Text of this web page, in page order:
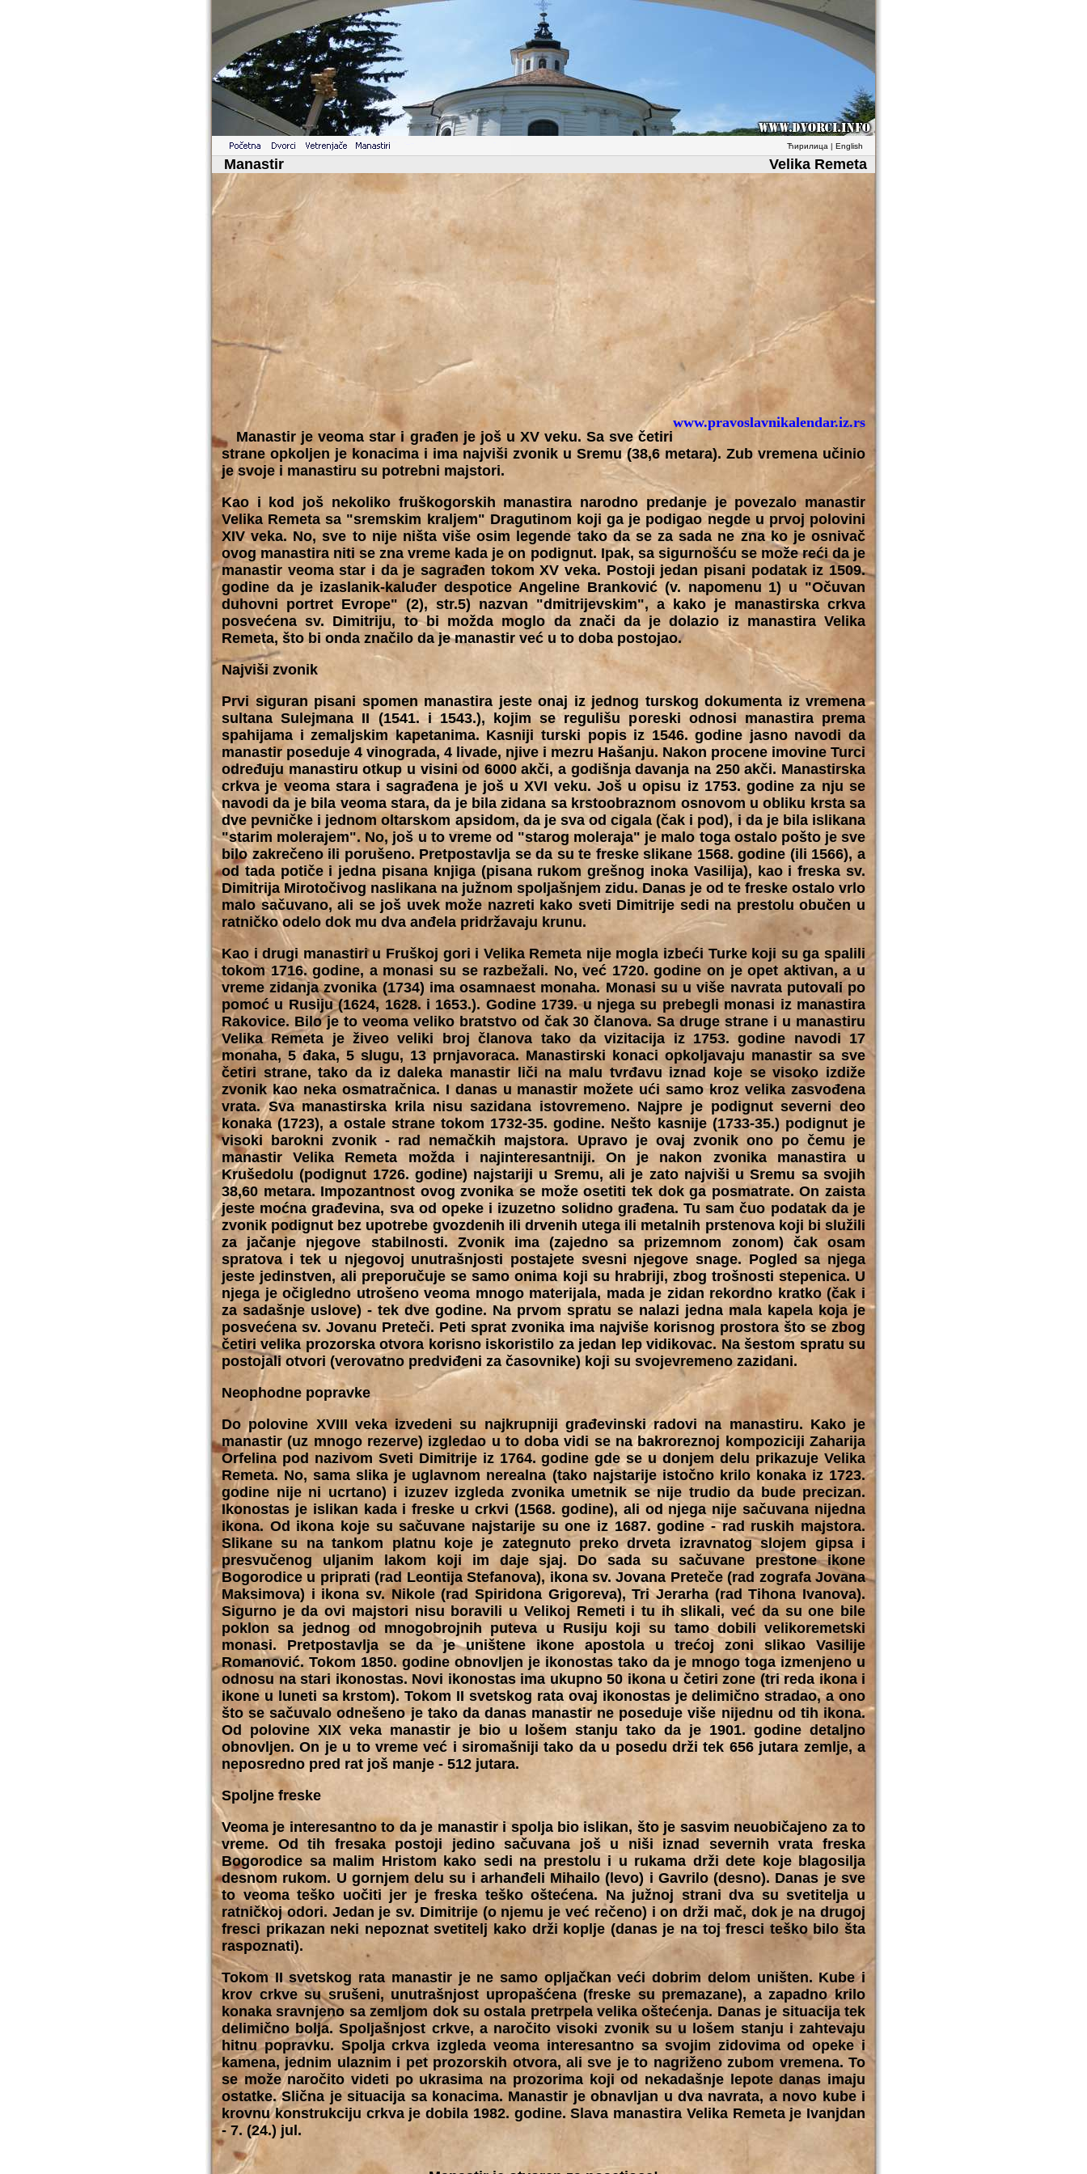
Ћирилица | English
Manastir Velika Remeta
www.pravoslavnikalendar.iz.rs
Manastir je veoma star i građen je još u XV veku. Sa sve četiri
strane opkoljen je konacima i ima najviši zvonik u Sremu (38,6 metara). Zub vremena učinio
je svoje i manastiru su potrebni majstori.
Kao i kod još nekoliko fruškogorskih manastira narodno predanje je povezalo manastir
Velika Remeta sa "sremskim kraljem" Dragutinom koji ga je podigao negde u prvoj polovini
XIV veka. No, sve to nije ništa više osim legende tako da se za sada ne zna ko je osnivač
ovog manastira niti se zna vreme kada je on podignut. Ipak, sa sigurnošću se može reći da je
manastir veoma star i da je sagrađen tokom XV veka. Postoji jedan pisani podatak iz 1509.
godine da je izaslanik-kaluđer despotice Angeline Branković (v. napomenu 1) u "Očuvan
duhovni portret Evrope" (2), str.5) nazvan "dmitrijevskim", a kako je manastirska crkva
posvećena sv. Dimitriju, to bi možda moglo da znači da je dolazio iz manastira Velika
Remeta, što bi onda značilo da je manastir već u to doba postojao.
Najviši zvonik
Prvi siguran pisani spomen manastira jeste onaj iz jednog turskog dokumenta iz vremena
sultana Sulejmana II (1541. i 1543.), kojim se regulišu poreski odnosi manastira prema
spahijama i zemaljskim kapetanima. Kasniji turski popis iz 1546. godine jasno navodi da
manastir poseduje 4 vinograda, 4 livade, njive i mezru Hašanju. Nakon procene imovine Turci
određuju manastiru otkup u visini od 6000 akči, a godišnja davanja na 250 akči. Manastirska
crkva je veoma stara i sagrađena je još u XVI veku. Još u opisu iz 1753. godine za nju se
navodi da je bila veoma stara, da je bila zidana sa krstoobraznom osnovom u obliku krsta sa
dve pevničke i jednom oltarskom apsidom, da je sva od cigala (čak i pod), i da je bila islikana
"starim molerajem". No, još u to vreme od "starog moleraja" je malo toga ostalo pošto je sve
bilo zakrečeno ili porušeno. Pretpostavlja se da su te freske slikane 1568. godine (ili 1566), a
od tada potiče i jedna pisana knjiga (pisana rukom grešnog inoka Vasilija), kao i freska sv.
Dimitrija Mirotočivog naslikana na južnom spoljašnjem zidu. Danas je od te freske ostalo vrlo
malo sačuvano, ali se još uvek može nazreti kako sveti Dimitrije sedi na prestolu obučen u
ratničko odelo dok mu dva anđela pridržavaju krunu.
Kao i drugi manastiri u Fruškoj gori i Velika Remeta nije mogla izbeći Turke koji su ga spalili
tokom 1716. godine, a monasi su se razbežali. No, već 1720. godine on je opet aktivan, a u
vreme zidanja zvonika (1734) ima osamnaest monaha. Monasi su u više navrata putovali po
pomoć u Rusiju (1624, 1628. i 1653.). Godine 1739. u njega su prebegli monasi iz manastira
Rakovice. Bilo je to veoma veliko bratstvo od čak 30 članova. Sa druge strane i u manastiru
Velika Remeta je živeo veliki broj članova tako da vizitacija iz 1753. godine navodi 17
monaha, 5 đaka, 5 slugu, 13 prnjavoraca. Manastirski konaci opkoljavaju manastir sa sve
četiri strane, tako da iz daleka manastir liči na malu tvrđavu iznad koje se visoko izdiže
zvonik kao neka osmatračnica. I danas u manastir možete ući samo kroz velika zasvođena
vrata. Sva manastirska krila nisu sazidana istovremeno. Najpre je podignut severni deo
konaka (1723), a ostale strane tokom 1732-35. godine. Nešto kasnije (1733-35.) podignut je
visoki barokni zvonik - rad nemačkih majstora. Upravo je ovaj zvonik ono po čemu je
manastir Velika Remeta možda i najinteresantniji. On je nakon zvonika manastira u
Krušedolu (podignut 1726. godine) najstariji u Sremu, ali je zato najviši u Sremu sa svojih
38,60 metara. Impozantnost ovog zvonika se može osetiti tek dok ga posmatrate. On zaista
jeste moćna građevina, sva od opeke i izuzetno solidno građena. Tu sam čuo podatak da je
zvonik podignut bez upotrebe gvozdenih ili drvenih utega ili metalnih prstenova koji bi služili
za jačanje njegove stabilnosti. Zvonik ima (zajedno sa prizemnom zonom) čak osam
spratova i tek u njegovoj unutrašnjosti postajete svesni njegove snage. Pogled sa njega
jeste jedinstven, ali preporučuje se samo onima koji su hrabriji, zbog trošnosti stepenica. U
njega je očigledno utrošeno veoma mnogo materijala, mada je zidan rekordno kratko (čak i
za sadašnje uslove) - tek dve godine. Na prvom spratu se nalazi jedna mala kapela koja je
posvećena sv. Jovanu Preteči. Peti sprat zvonika ima najviše korisnog prostora što se zbog
četiri velika prozorska otvora korisno iskoristilo za jedan lep vidikovac. Na šestom spratu su
postojali otvori (verovatno predviđeni za časovnike) koji su svojevremeno zazidani.
Neophodne popravke
Do polovine XVIII veka izvedeni su najkrupniji građevinski radovi na manastiru. Kako je
manastir (uz mnogo rezerve) izgledao u to doba vidi se na bakroreznoj kompoziciji Zaharija
Orfelina pod nazivom Sveti Dimitrije iz 1764. godine gde se u donjem delu prikazuje Velika
Remeta. No, sama slika je uglavnom nerealna (tako najstarije istočno krilo konaka iz 1723.
godine nije ni ucrtano) i izuzev izgleda zvonika umetnik se nije trudio da bude precizan.
Ikonostas je islikan kada i freske u crkvi (1568. godine), ali od njega nije sačuvana nijedna
ikona. Od ikona koje su sačuvane najstarije su one iz 1687. godine - rad ruskih majstora.
Slikane su na tankom platnu koje je zategnuto preko drveta izravnatog slojem gipsa i
presvučenog uljanim lakom koji im daje sjaj. Do sada su sačuvane prestone ikone
Bogorodice u priprati (rad Leontija Stefanova), ikona sv. Jovana Preteče (rad zografa Jovana
Maksimova) i ikona sv. Nikole (rad Spiridona Grigoreva), Tri Jerarha (rad Tihona Ivanova).
Sigurno je da ovi majstori nisu boravili u Velikoj Remeti i tu ih slikali, već da su one bile
poklon sa jednog od mnogobrojnih puteva u Rusiju koji su tamo dobili velikoremetski
monasi. Pretpostavlja se da je uništene ikone apostola u trećoj zoni slikao Vasilije
Romanović. Tokom 1850. godine obnovljen je ikonostas tako da je mnogo toga izmenjeno u
odnosu na stari ikonostas. Novi ikonostas ima ukupno 50 ikona u četiri zone (tri reda ikona i
ikone u luneti sa krstom). Tokom II svetskog rata ovaj ikonostas je delimično stradao, a ono
što se sačuvalo odnešeno je tako da danas manastir ne poseduje više nijednu od tih ikona.
Od polovine XIX veka manastir je bio u lošem stanju tako da je 1901. godine detaljno
obnovljen. On je u to vreme već i siromašniji tako da u posedu drži tek 656 jutara zemlje, a
neposredno pred rat još manje - 512 jutara.
Spoljne freske
Veoma je interesantno to da je manastir i spolja bio islikan, što je sasvim neuobičajeno za to
vreme. Od tih fresaka postoji jedino sačuvana još u niši iznad severnih vrata freska
Bogorodice sa malim Hristom kako sedi na prestolu i u rukama drži dete koje blagosilja
desnom rukom. U gornjem delu su i arhanđeli Mihailo (levo) i Gavrilo (desno). Danas je sve
to veoma teško uočiti jer je freska teško oštećena. Na južnoj strani dva su svetitelja u
ratničkoj odori. Jedan je sv. Dimitrije (o njemu je već rečeno) i on drži mač, dok je na drugoj
fresci prikazan neki nepoznat svetitelj kako drži koplje (danas je na toj fresci teško bilo šta
raspoznati).
Tokom II svetskog rata manastir je ne samo opljačkan veći dobrim delom uništen. Kube i
krov crkve su srušeni, unutrašnjost upropašćena (freske su premazane), a zapadno krilo
konaka sravnjeno sa zemljom dok su ostala pretrpela velika oštećenja. Danas je situacija tek
delimično bolja. Spoljašnjost crkve, a naročito visoki zvonik su u lošem stanju i zahtevaju
hitnu popravku. Spolja crkva izgleda veoma interesantno sa svojim zidovima od opeke i
kamena, jednim ulaznim i pet prozorskih otvora, ali sve je to nagriženo zubom vremena. To
se može naročito videti po ukrasima na prozorima koji od nekadašnje lepote danas imaju
ostatke. Slična je situacija sa konacima. Manastir je obnavljan u dva navrata, a novo kube i
krovnu konstrukciju crkva je dobila 1982. godine. Slava manastira Velika Remeta je Ivanjdan
- 7. (24.) jul.